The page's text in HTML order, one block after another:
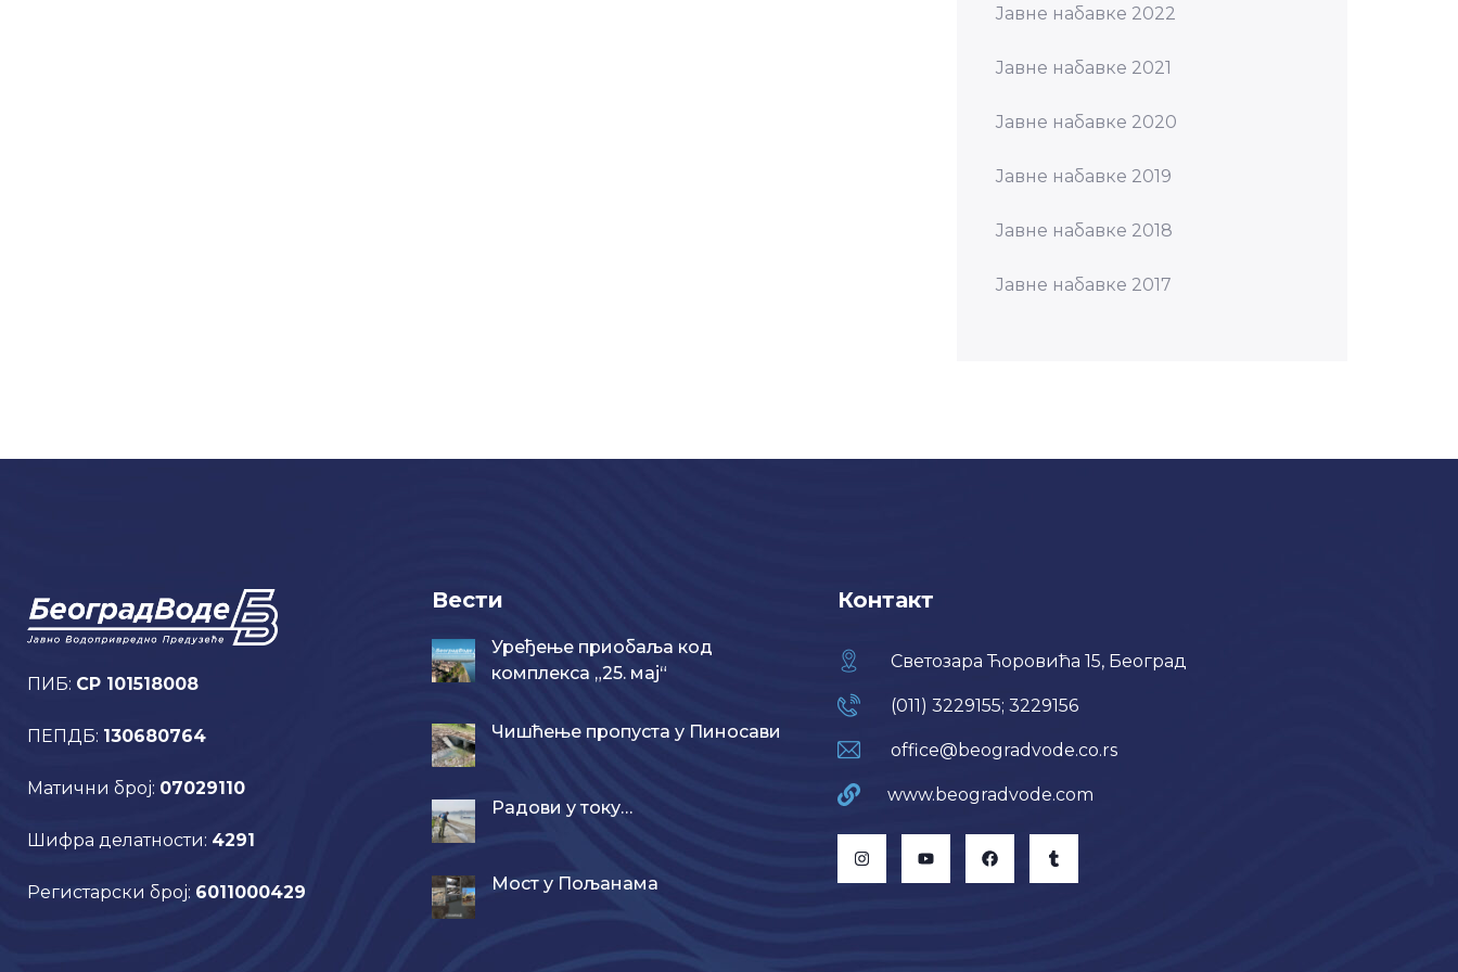
Јавне набавке 2022
Јавне набавке 2021
Јавне набавке 2020
Јавне набавке 2019
Јавне набавке 2018
Јавне набавке 2017
ПИБ: CP 101518008
ПЕПДБ: 130680764
Матични број: 07029110
Шифра делатности: 4291
Регистарски број: 6011000429
Вести
Уређење приобаља код
комплекса „25. мај“
Чишћење пропуста у Пиносави
Радови у току…
Мост у Пољанама
Контакт
Светозара Ћоровића 15, Београд
(011) 3229155; 3229156
office@beogradvode.co.rs
www.beogradvode.com